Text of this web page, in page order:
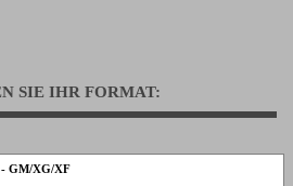
SIE IHR FORMAT:
- GM/XG/XF